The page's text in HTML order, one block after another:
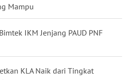
Mampu
IKM Jenjang PAUD PNF
KLA Naik dari Tingkat